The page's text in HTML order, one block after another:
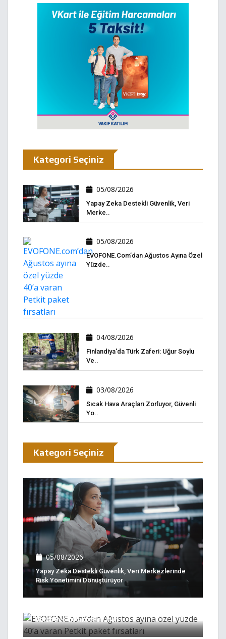
Kategori Seçiniz
05/08/2026
Yapay Zeka Destekli Güvenlik, Veri
Merke..
05/08/2026
EVOFONE.com’dan Ağustos Ayına Özel
Yüzde..
04/08/2026
Finlandiya'da Türk Zaferi: Uğur Soylu
Ve..
03/08/2026
Sıcak Hava Araçları Zorluyor, Güvenli
Yo..
Kategori Seçiniz
05/08/2026
Yapay Zeka Destekli Güvenlik, Veri Merkezlerinde
Risk Yönetimini Dönüştürüyor
05/08/2026
Varan Petkit Paket Fırsatları